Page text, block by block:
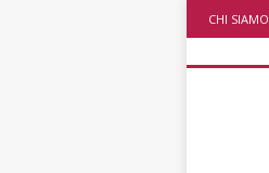
CHI SIAMO